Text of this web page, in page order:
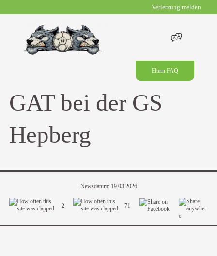
Verletzung melden
Eltern FAQ
GAT bei der GS
Hepberg
Newsdatum: 19.03.2026
2 71